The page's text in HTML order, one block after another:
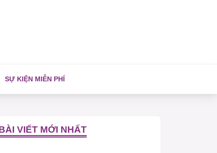
SỰ KIỆN MIỄN PHÍ
VIẾT MỚI NHẤT